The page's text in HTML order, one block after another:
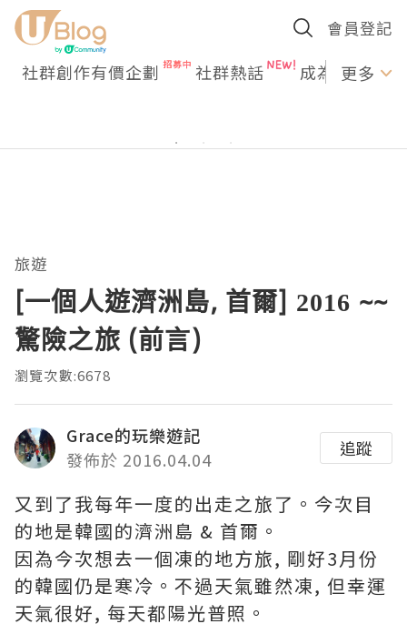
會員登記
社群創作有價企劃 社群熱話 成為U更多
旅遊
[一個人遊濟洲島, 首爾] 2016 ~~
驚險之旅 (前言)
瀏覽次數:6678
Grace的玩樂遊記
發佈於 2016.04.04
追蹤
又到了我每年一度的出走之旅了。今次目
的地是韓國的濟洲島 & 首爾。
因為今次想去一個凍的地方旅, 剛好3月份
的韓國仍是寒冷。不過天氣雖然凍, 但幸運
天氣很好, 每天都陽光普照。